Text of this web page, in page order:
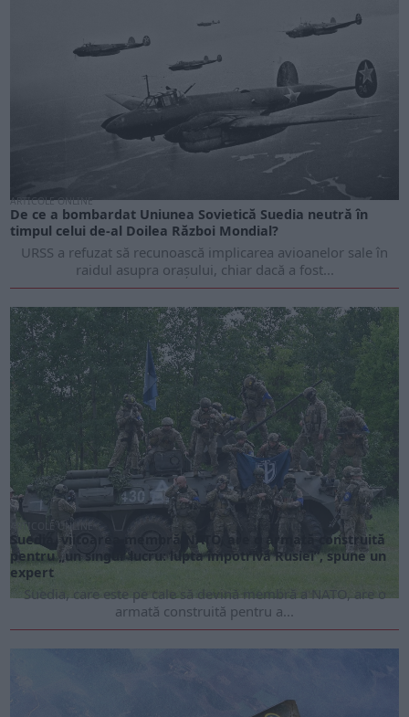
ARTICOLE ONLINE
De ce a bombardat Uniunea Sovietică Suedia neutră în
timpul celui de-al Doilea Război Mondial?
URSS a refuzat să recunoască implicarea avioanelor sale în
raidul asupra orașului, chiar dacă a fost...
ARTICOLE ONLINE
Suedia, viitoarea membră NATO, are o armată construită
pentru „un singur lucru: lupta împotriva Rusiei”, spune un
expert
Suedia, care este pe cale să devină membră a NATO, are o
armată construită pentru a...